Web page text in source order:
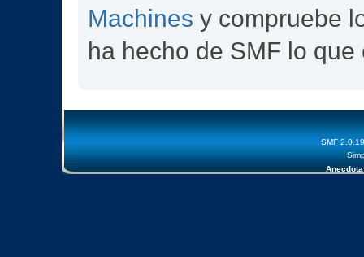
Machines y compruebe
ha hecho de SMF lo que
SMF 2.0.19
Anecdota